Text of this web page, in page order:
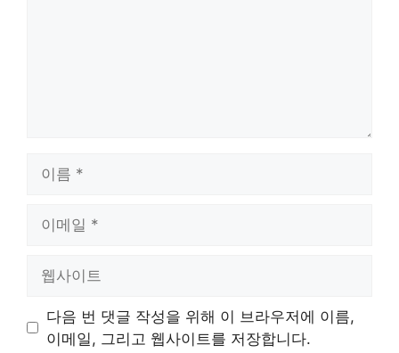
트
다음 번 댓글 작성을 위해 이 브라우저에 이름,
이메일, 그리고 웹사이트를 저장합니다.